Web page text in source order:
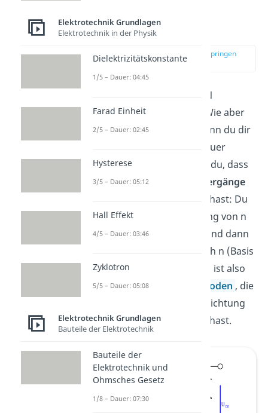
Funktion
zur Stelle im Video springen
(02:27)
Du weißt nun, wie der NPN
Transistor aufgebaut ist. Wie aber
funktioniert er genau? Wenn du dir
den Aufbau nochmal genauer
anschaust, dann erkennst du, dass
du im Prinzip
zwei p-n-Übergänge
miteinander „verbunden“ hast: Du
hast einmal einen Übergang von n
nach p (Emitter zu Basis) und dann
einen Übergang von p nach n (Basis
zu Kollektor). Die Situation ist also
ähnlich zu der von
zwei Dioden , die
du in entgegengesetzter Richtung
miteinander „verbunden“ hast.
Elektrotechnik Grundlagen
Elektrotechnik in der Physik
Dielektrizitätskonstante
1/5 – Dauer: 04:45
Farad Einheit
2/5 – Dauer: 02:45
Hysterese
3/5 – Dauer: 05:12
Hall Effekt
4/5 – Dauer: 03:46
Zyklotron
5/5 – Dauer: 05:08
Elektrotechnik Grundlagen
Bauteile der Elektrotechnik
Bauteile der
Elektrotechnik und
Ohmsches Gesetz
1/8 – Dauer: 07:30